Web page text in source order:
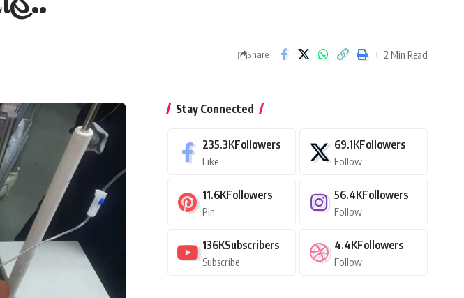
Share 2 Min Read
Stay Connected
235.3KFollowers
Like
69.1KFollowers
Follow
11.6KFollowers
Pin
56.4KFollowers
Follow
136KSubscribers
Subscribe
4.4KFollowers
Follow